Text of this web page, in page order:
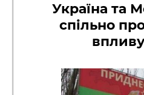
Україна та
спільно